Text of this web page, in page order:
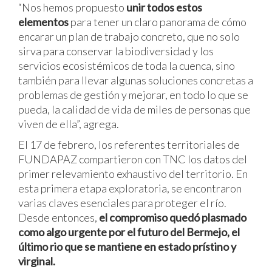
“Nos hemos propuesto unir todos estos
elementospara tener un claro panorama de cómo
encarar un plan de trabajo concreto, que no solo
sirva para conservar la biodiversidad y los
servicios ecosistémicos de toda la cuenca, sino
también para llevar algunas soluciones concretas a
problemas de gestión y mejorar, en todo lo que se
pueda, la calidad de vida de miles de personas que
viven de ella”, agrega.
El 17 de febrero, los referentes territoriales de
FUNDAPAZ compartieron con TNC los datos del
primer relevamiento exhaustivo del territorio. En
esta primera etapa exploratoria, se encontraron
varias claves esenciales para proteger el río.
Desde entonces, el compromiso quedó plasmado
como algo urgente por el futuro del Bermejo, el
último rio que se mantiene en estado prístino y
virginal.